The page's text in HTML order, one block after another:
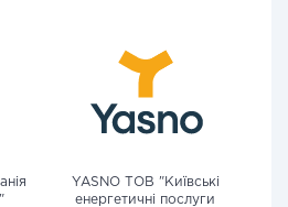
YASNO ТОВ "Київські
енергетичні послуги